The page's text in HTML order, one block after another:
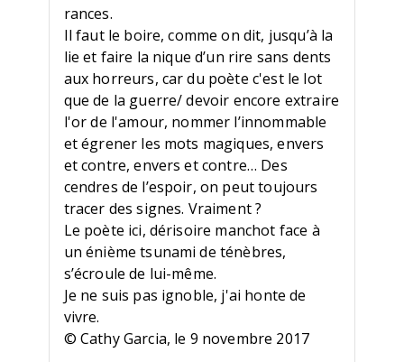
rances.
Il faut le boire, comme on dit, jusqu’à la
lie et faire la nique d’un rire sans dents
aux horreurs, car du poète c'est le lot
que de la guerre/ devoir encore extraire
l'or de l'amour, nommer l’innommable
et égrener les mots magiques, envers
et contre, envers et contre… Des
cendres de l’espoir, on peut toujours
tracer des signes. Vraiment ?
Le poète ici, dérisoire manchot face à
un énième tsunami de ténèbres,
s’écroule de lui-même.
Je ne suis pas ignoble, j'ai honte de
vivre.
© Cathy Garcia, le 9 novembre 2017